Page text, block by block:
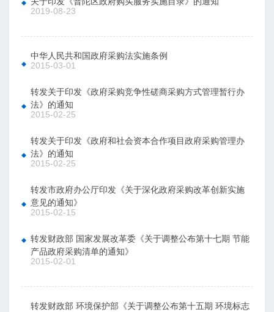
2019-08-23
中华人民共和国政府采购法实施条例
2015-03-01
转发关于印发《政府采购竞争性磋商采购方式管理暂行办
法》的通知
2015-02-25
转发关于印发《政府和社会资本合作项目政府采购管理办
法》的通知
2015-02-25
转发市政府办公厅印发《关于深化政府采购改革创新实施
意见的通知》
2015-02-15
转发财政部 国家发展改革委《关于调整公布第十七期 节能
产品政府采购清单的通知》
2015-02-01
转发财政部 环境保护部《关于调整公布第十五期 环境标志